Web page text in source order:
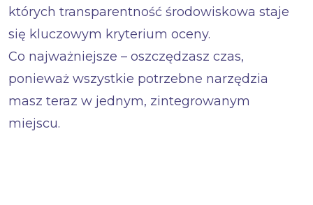
których transparentność środowiskowa staje
się kluczowym kryterium oceny.
Co najważniejsze – oszczędzasz czas,
ponieważ wszystkie potrzebne narzędzia
masz teraz w jednym, zintegrowanym
miejscu.